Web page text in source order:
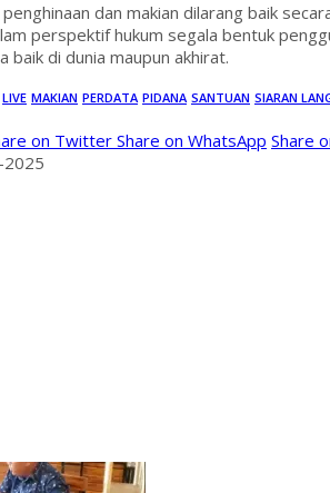
dan makian dilarang baik
perspektif hukum segala bentuk
baik di dunia maupun akhirat.
LIVE MAKIAN PERDATA PIDANA SANTUAN SIARAN
on TwitterShare on WhatsApp Share